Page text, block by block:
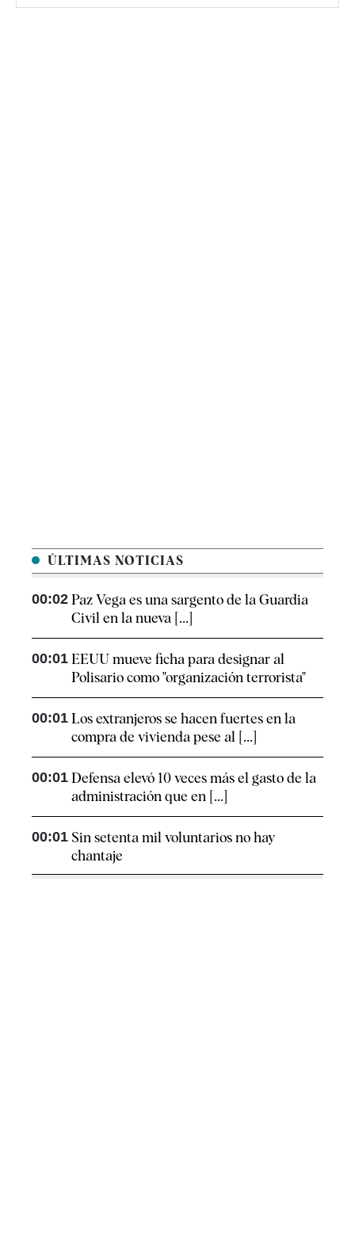
ÚLTIMAS NOTICIAS
00:02 Paz Vega es una sargento de la Guardia
Civil en la nueva [...]
00:01 EEUU mueve ficha para designar al
Polisario como "organización terrorista"
00:01 Los extranjeros se hacen fuertes en la
compra de vivienda pese al [...]
00:01 Defensa elevó 10 veces más el gasto de la
administración que en [...]
00:01 Sin setenta mil voluntarios no hay
chantaje